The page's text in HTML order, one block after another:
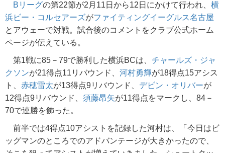
Bリーグの第22節が2月11日から12日にかけて行われ、 横
浜ビー・コルセアーズがファイティングイーグルス名古屋
とアウェーで対戦。試合後のコメントをクラブ公式ホーム
ページが伝えている。
第1戦に85－79で勝利した横浜BCは、 チャールズ・ジャ
クソンが21得点11リバウンド、 河村勇輝が18得点15アシス
ト、 赤穂雷太が13得点9リバウンド、 デビン・オリバーが
12得点9リバウンド、 須藤昂矢が11得点をマークし、84－
70で連勝を飾った。
前半では4得点10アシストを記録した河村は、「今日はビ
ッグマンのところでのアドバンテージが大きかったので、